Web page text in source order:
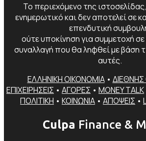
Το περιεχόμενο της
ενημερωτικό και δεν αποτελεί σε
επενδυτική
ούτε υποκίνηση για συμμετοχή
συναλλαγή που θα ληφθεί με βάση
αυτές.
ΕΛΛΗΝΙΚΗ ΟΙΚΟΝΟΜΙΑ•
ΕΠΙΧΕΙΡΗΣΕΙΣ • ΑΓΟΡΕΣ • MONEY TALK
ΠΟΛΙΤΙΚΗ • ΚΟΙΝΩΝΙΑ • ΑΠΟΨΕΙΣ •
Culpa Finance &